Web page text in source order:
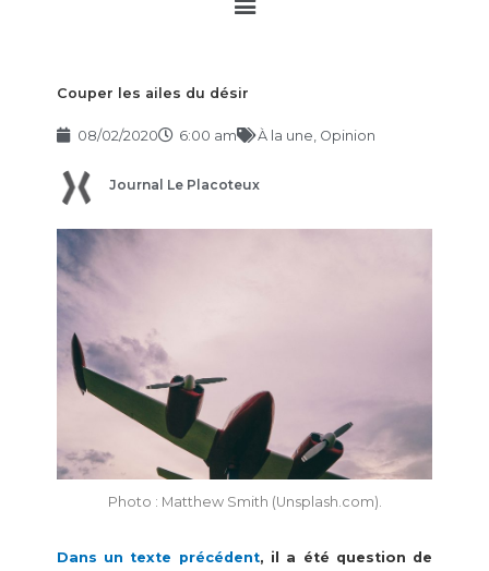
Couper les ailes du désir
08/02/2020 6:00 am À la une Opinion
Journal Le Placoteux
Photo : Matthew Smith (Unsplash.com).
Dans un texte précédent, il a été question de